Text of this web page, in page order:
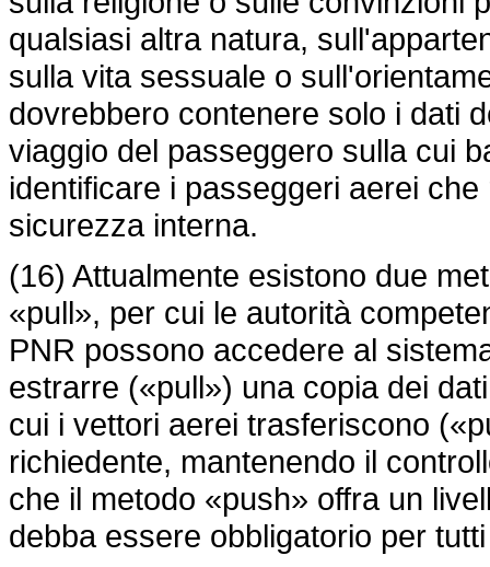
qualsiasi altra natura,
sulla vita sessuale o
dovrebbero contenere solo i dati
viaggio del passeggero sulla cui
identificare i passeggeri aerei
sicurezza interna.
(16) Attualmente esistono due
«pull», per cui le autorità
PNR possono accedere al
estrarre («pull») una copia dei
cui i vettori aerei trasferiscono
richiedente, mantenendo il
che il metodo «push» offra un
debba essere obbligatorio per